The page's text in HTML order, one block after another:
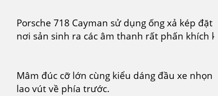
Porsche 718 Cayman sử dụng ống xả kép
nơi sản sinh ra các âm thanh rất phấn khích
Mâm đúc cỡ lớn cùng kiểu dáng đầu xe
lao vút về phía trước.